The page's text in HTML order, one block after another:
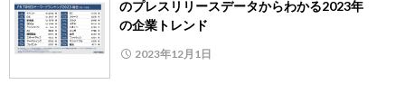
のプレスリリースデータからわかる2023年
の企業トレンド
2023年12月1日